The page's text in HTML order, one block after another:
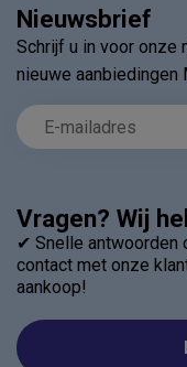
Vragen? Wij
✔ Snelle
contact met onze
aankoop!
Nieuwsbrief
Schrijf u in voor onze
nieuwe aanbiedingen